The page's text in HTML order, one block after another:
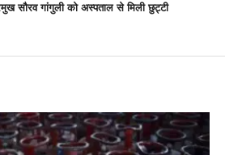
सौरव गांगुली को अस्पताल से मिली छुट्टी